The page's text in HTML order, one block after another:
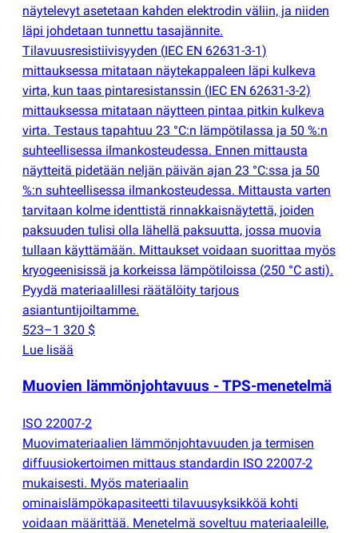
näytelevyt asetetaan kahden elektrodin väliin, ja niiden
läpi johdetaan tunnettu tasajännite.
Tilavuusresistiivisyyden (IEC EN 62631-3-1)
mittauksessa mitataan näytekappaleen läpi kulkeva
virta, kun taas pintaresistanssin (IEC EN 62631-3-2)
mittauksessa mitataan näytteen pintaa pitkin kulkeva
virta. Testaus tapahtuu 23 °C:n lämpötilassa ja 50 %:n
suhteellisessa ilmankosteudessa. Ennen mittausta
näytteitä pidetään neljän päivän ajan 23 °C:ssa ja 50
%:n suhteellisessa ilmankosteudessa. Mittausta varten
tarvitaan kolme identtistä rinnakkaisnäytettä, joiden
paksuuden tulisi olla lähellä paksuutta, jossa muovia
tullaan käyttämään. Mittaukset voidaan suorittaa myös
kryogeenisissä ja korkeissa lämpötiloissa (250 °C asti).
Pyydä materiaalillesi räätälöity tarjous
asiantuntijoiltamme.
523–1 320 $
Lue lisää
Muovien lämmönjohtavuus - TPS-menetelmä
ISO 22007-2
Muovimateriaalien lämmönjohtavuuden ja termisen
diffuusiokertoimen mittaus standardin ISO 22007-2
mukaisesti. Myös materiaalin
ominaislämpökapasiteetti tilavuusyksikköä kohti
voidaan määrittää. Menetelmä soveltuu materiaaleille,